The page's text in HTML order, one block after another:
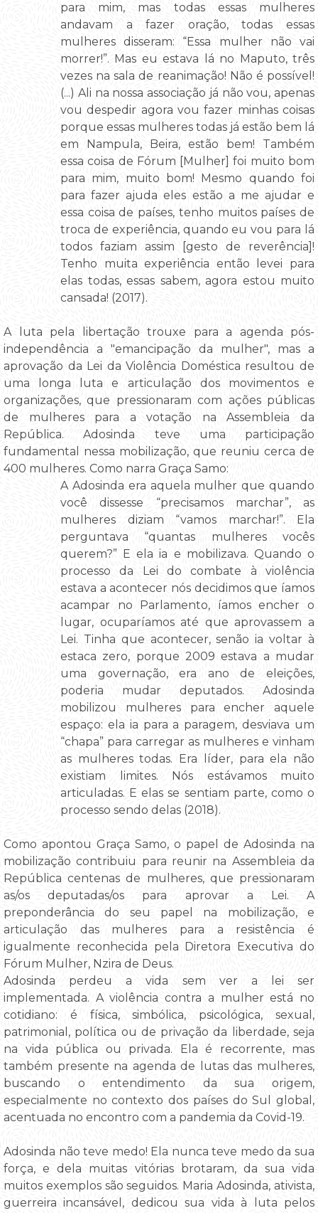
para mim, mas todas essas mulheres
andavam a fazer oração, todas essas
mulheres disseram: “Essa mulher não vai
morrer!”. Mas eu estava lá no Maputo, três
vezes na sala de reanimação! Não é possível!
(...) Ali na nossa associação já não vou, apenas
vou despedir agora vou fazer minhas coisas
porque essas mulheres todas já estão bem lá
em Nampula, Beira, estão bem! Também
essa coisa de Fórum [Mulher] foi muito bom
para mim, muito bom! Mesmo quando foi
para fazer ajuda eles estão a me ajudar e
essa coisa de países, tenho muitos países de
troca de experiência, quando eu vou para lá
todos faziam assim [gesto de reverência]!
Tenho muita experiência então levei para
elas todas, essas sabem, agora estou muito
cansada! (2017).
A luta pela libertação trouxe para a agenda pós-
independência a "emancipação da mulher", mas a
aprovação da Lei da Violência Doméstica resultou de
uma longa luta e articulação dos movimentos e
organizações, que pressionaram com ações públicas
de mulheres para a votação na Assembleia da
República. Adosinda teve uma participação
fundamental nessa mobilização, que reuniu cerca de
400 mulheres. Como narra Graça Samo:
A Adosinda era aquela mulher que quando
você dissesse “precisamos marchar”, as
mulheres diziam “vamos marchar!”. Ela
perguntava “quantas mulheres vocês
querem?” E ela ia e mobilizava. Quando o
processo da Lei do combate à violência
estava a acontecer nós decidimos que íamos
acampar no Parlamento, íamos encher o
lugar, ocuparíamos até que aprovassem a
Lei. Tinha que acontecer, senão ia voltar à
estaca zero, porque 2009 estava a mudar
uma governação, era ano de eleições,
poderia mudar deputados. Adosinda
mobilizou mulheres para encher aquele
espaço: ela ia para a paragem, desviava um
“chapa” para carregar as mulheres e vinham
as mulheres todas. Era líder, para ela não
existiam limites. Nós estávamos muito
articuladas. E elas se sentiam parte, como o
processo sendo delas (2018).
Como apontou Graça Samo, o papel de Adosinda na
mobilização contribuiu para reunir na Assembleia da
República centenas de mulheres, que pressionaram
as/os deputadas/os para aprovar a Lei. A
preponderância do seu papel na mobilização, e
articulação das mulheres para a resistência é
igualmente reconhecida pela Diretora Executiva do
Fórum Mulher, Nzira de Deus.
Adosinda perdeu a vida sem ver a lei ser
implementada. A violência contra a mulher está no
cotidiano: é física, simbólica, psicológica, sexual,
patrimonial, política ou de privação da liberdade, seja
na vida pública ou privada. Ela é recorrente, mas
também presente na agenda de lutas das mulheres,
buscando o entendimento da sua origem,
especialmente no contexto dos países do Sul global,
acentuada no encontro com a pandemia da Covid-19.
Adosinda não teve medo! Ela nunca teve medo da sua
força, e dela muitas vitórias brotaram, da sua vida
muitos exemplos são seguidos. Maria Adosinda, ativista,
guerreira incansável, dedicou sua vida à luta pelos